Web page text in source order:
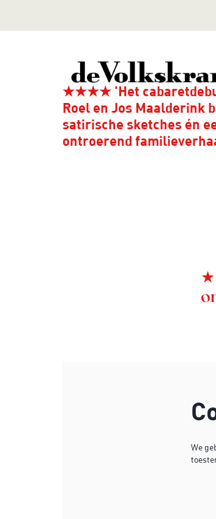
★★★★ 'Het
Roel en Jos Maalderink
satirische sketches én
ontroerend
We